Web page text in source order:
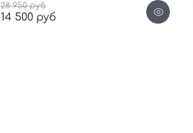
28 950 руб
14 500 руб